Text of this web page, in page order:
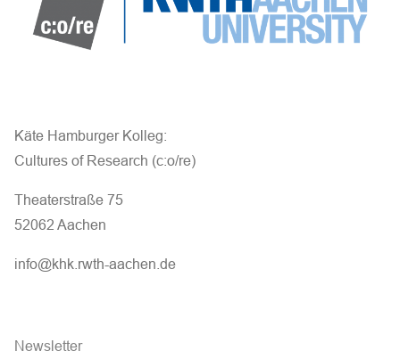
Käte Hamburger Kolleg:
Cultures of Research (c:o/re)
Theaterstraße 75
52062 Aachen
info@khk.rwth-aachen.de
Newsletter